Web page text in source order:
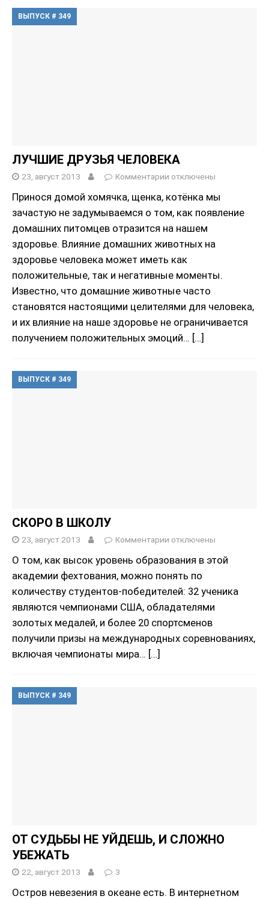
ВЫПУСК # 349
ЛУЧШИЕ ДРУЗЬЯ ЧЕЛОВЕКА
23, август 2013 Комментарии отключены
Принося домой хомячка, щенка, котёнка мы
зачастую не задумываемся о том, как появление
домашних питомцев отразится на нашем
здоровье. Влияние домашних животных на
здоровье человека может иметь как
положительные, так и негативные моменты.
Известно, что домашние животные часто
становятся настоящими целителями для человека,
и их влияние на наше здоровье не ограничивается
получением положительных эмоций… […]
ВЫПУСК # 349
СКОРО В ШКОЛУ
23, август 2013 Комментарии отключены
О том, как высок уровень образования в этой
академии фехтования, можно понять по
количеству студентов-победителей: 32 ученика
являются чемпионами США, обладателями
золотых медалей, и более 20 спортсменов
получили призы на международных соревнованиях,
включая чемпионаты мира… […]
ВЫПУСК # 349
ОТ СУДЬБЫ НЕ УЙДЕШЬ, И СЛОЖНО
УБЕЖАТЬ
22, август 2013 3
Остров невезения в океане есть. В интернетном